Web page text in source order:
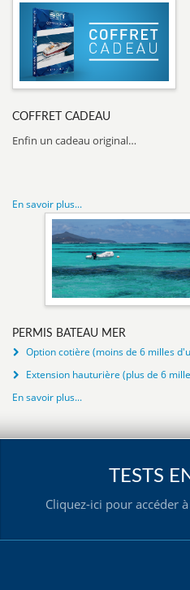
COFFRET CADEAU
Enfin un cadeau original…
En savoir plus...
PERMIS BATEAU MER
Option cotière (moins de 6 milles
Extension hauturière (plus de 6
En savoir plus...
TESTS
Cliquez-ici pour accéder